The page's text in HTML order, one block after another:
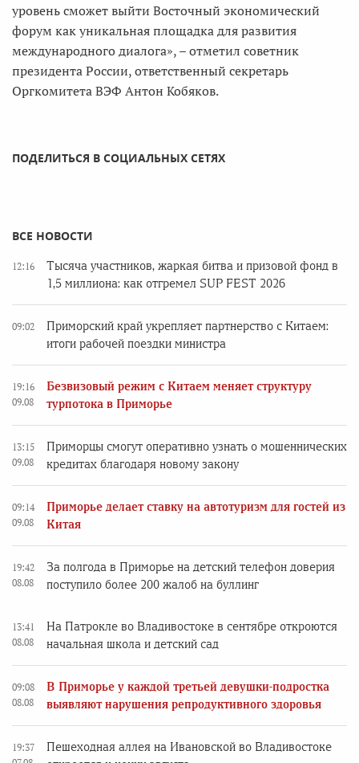
уровень сможет выйти Восточный экономический
форум как уникальная площадка для развития
международного диалога», – отметил советник
президента России, ответственный секретарь
Оргкомитета ВЭФ Антон Кобяков.
ПОДЕЛИТЬСЯ В СОЦИАЛЬНЫХ СЕТЯХ
ВСЕ НОВОСТИ
12:16
Тысяча участников, жаркая битва и призовой фонд в
1,5 миллиона: как отгремел SUP FEST 2026
09:02
Приморский край укрепляет партнерство с Китаем:
итоги рабочей поездки министра
19:16
09.08
Безвизовый режим с Китаем меняет структуру
турпотока в Приморье
13:15
09.08
Приморцы смогут оперативно узнать о мошеннических
кредитах благодаря новому закону
09:14
09.08
Приморье делает ставку на автотуризм для гостей из
Китая
19:42
08.08
За полгода в Приморье на детский телефон доверия
поступило более 200 жалоб на буллинг
13:41
08.08
На Патрокле во Владивостоке в сентябре откроются
начальная школа и детский сад
09:08
08.08
В Приморье у каждой третьей девушки-подростка
выявляют нарушения репродуктивного здоровья
19:37
Пешеходная аллея на Ивановской во Владивостоке